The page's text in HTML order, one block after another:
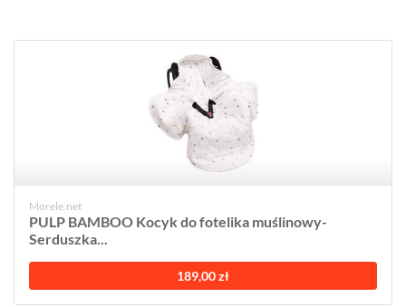
Morele.net
PULP BAMBOO Kocyk do fotelika muślinowy-
Serduszka...
189,00 zł